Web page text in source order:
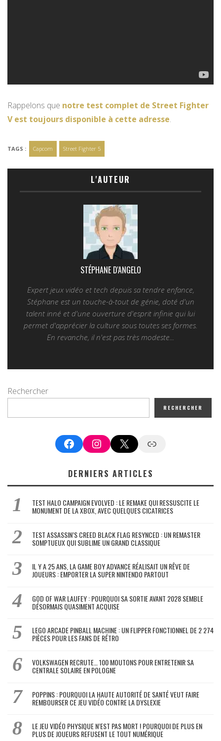
Rappelons que notre test complet de Street Fighter
V est toujours disponible à cette adresse.
TAGS : Capcom Street Fighter 5
L'AUTEUR
STÉPHANE D'ANGELO
Expert jeux vidéo et tech depuis sa tendre enfance,
Stéphane est un touche-à-tout de génie, doté d'un
talent inné et d'une ouverture d'esprit infinie qui lui
permet d'apprécier la culture sous toutes ses formes.
En revanche, il n'est pas très modeste...
Rechercher
RECHERCHER
FacebookInstagram
X Google News
DERNIERS ARTICLES
TEST HALO CAMPAIGN EVOLVED : LE REMAKE QUI RESSUSCITE LE
MONUMENT DE LA XBOX, AVEC QUELQUES CICATRICES
TEST ASSASSIN’S CREED BLACK FLAG RESYNCED : UN REMASTER
SOMPTUEUX QUI SUBLIME UN GRAND CLASSIQUE
IL Y A 25 ANS, LA GAME BOY ADVANCE RÉALISAIT UN RÊVE DE
JOUEURS : EMPORTER LA SUPER NINTENDO PARTOUT
GOD OF WAR LAUFEY : POURQUOI SA SORTIE AVANT 2028 SEMBLE
DÉSORMAIS QUASIMENT ACQUISE
LEGO ARCADE PINBALL MACHINE : UN FLIPPER FONCTIONNEL DE 2 274
PIÈCES POUR LES FANS DE RÉTRO
VOLKSWAGEN RECRUTE… 100 MOUTONS POUR ENTRETENIR SA
CENTRALE SOLAIRE EN POLOGNE
POPPINS : POURQUOI LA HAUTE AUTORITÉ DE SANTÉ VEUT FAIRE
REMBOURSER CE JEU VIDÉO CONTRE LA DYSLEXIE
LE JEU VIDÉO PHYSIQUE N’EST PAS MORT ! POURQUOI DE PLUS EN
PLUS DE JOUEURS REFUSENT LE TOUT NUMÉRIQUE